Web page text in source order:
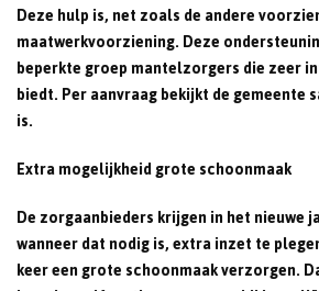
Deze hulp is, net zoals de andere
maatwerkvoorziening. Deze
beperkte groep mantelzorgers die zeer
biedt. Per aanvraag bekijkt de gemeente
is.
Extra mogelijkheid grote schoonmaak
De zorgaanbieders krijgen in het nieuwe
wanneer dat nodig is, extra inzet te
keer een grote schoonmaak verzorgen.